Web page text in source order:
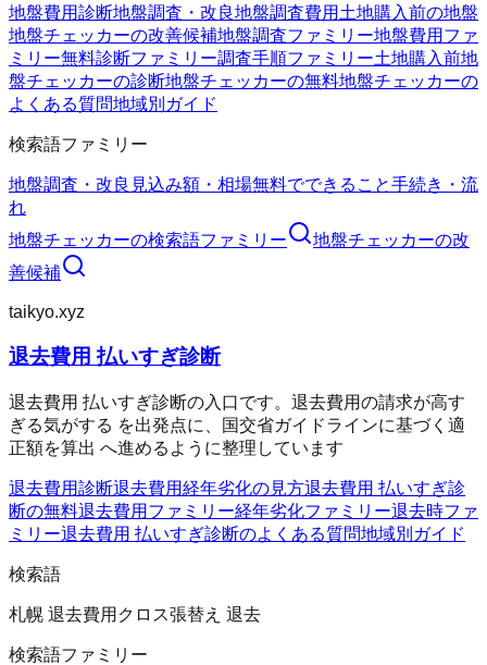
地盤費用診断地盤調査・改良地盤調査費用 土地購入前の地盤
地盤チェッカーの改善候補地盤調査ファミリー地盤費用ファ
ミリー無料診断ファミリー調査手順ファミリー土地購入前地
盤チェッカーの診断地盤チェッカーの無料地盤チェッカーの
よくある質問地域別ガイド
検索語ファミリー
地盤調査・改良 見込み額・相場無料でできること手続き・流
れ
地盤チェッカーの検索語ファミリー 地盤チェッカーの改
善候補
taikyo.xyz
退去費用 払いすぎ診断
退去費用 払いすぎ診断の入口です。退去費用の請求が高す
ぎる気がする を出発点に、国交省ガイドラインに基づく適
正額を算出 へ進めるように整理しています
退去費用診断退去費用経年劣化の見方退去費用 払いすぎ診
断の無料退去費用ファミリー経年劣化ファミリー退去時ファ
ミリー退去費用 払いすぎ診断のよくある質問地域別ガイド
検索語
札幌 退去費用 クロス張替え 退去
検索語ファミリー